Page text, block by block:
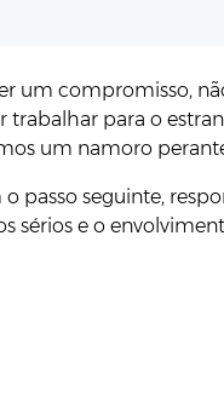
um compromisso,
para o
um namoro
passo seguinte,
sérios e o